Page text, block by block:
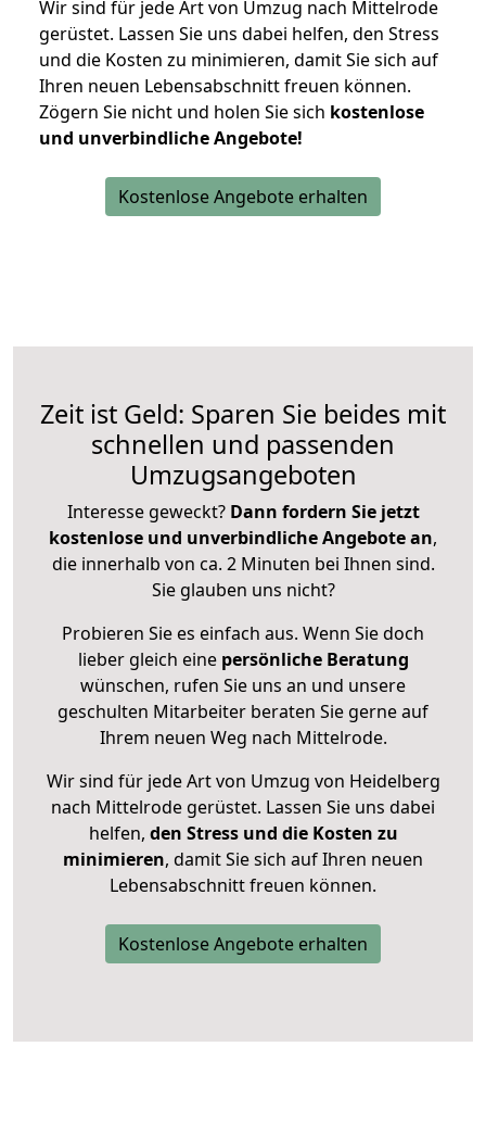
Wir sind für jede Art von Umzug nach Mittelrode
gerüstet. Lassen Sie uns dabei helfen, den Stress
und die Kosten zu minimieren, damit Sie sich auf
Ihren neuen Lebensabschnitt freuen können.
Zögern Sie nicht und holen Sie sich kostenlose
und unverbindliche Angebote!
Kostenlose Angebote erhalten
Zeit ist Geld: Sparen Sie beides mit
schnellen und passenden
Umzugsangeboten
Interesse geweckt? Dann fordern Sie jetzt
kostenlose und unverbindliche Angebote an,
die innerhalb von ca. 2 Minuten bei Ihnen sind.
Sie glauben uns nicht?
Probieren Sie es einfach aus. Wenn Sie doch
lieber gleich eine persönliche Beratung
wünschen, rufen Sie uns an und unsere
geschulten Mitarbeiter beraten Sie gerne auf
Ihrem neuen Weg nach Mittelrode.
Wir sind für jede Art von Umzug von Heidelberg
nach Mittelrode gerüstet. Lassen Sie uns dabei
helfen, den Stress und die Kosten zu
minimieren, damit Sie sich auf Ihren neuen
Lebensabschnitt freuen können.
Kostenlose Angebote erhalten